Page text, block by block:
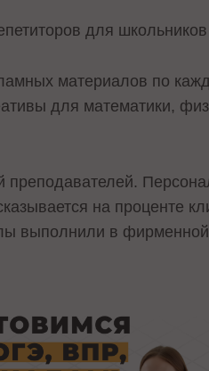
для школьников
материалов по
для математики,
на проценте
выполнили в фирменной